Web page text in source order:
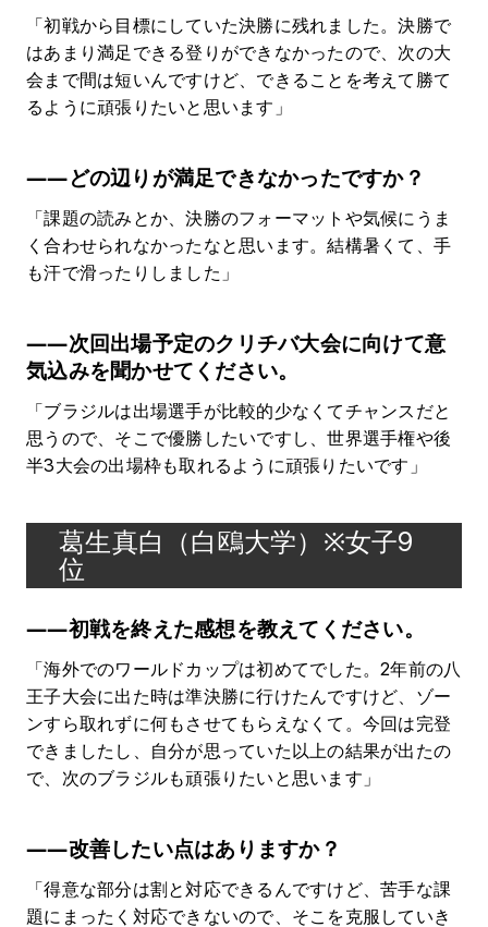
「初戦から目標にしていた決勝に残れました。決勝で
はあまり満足できる登りができなかったので、次の大
会まで間は短いんですけど、できることを考えて勝て
るように頑張りたいと思います」
――どの辺りが満足できなかったですか？
「課題の読みとか、決勝のフォーマットや気候にうま
く合わせられなかったなと思います。結構暑くて、手
も汗で滑ったりしました」
――次回出場予定のクリチバ大会に向けて意
気込みを聞かせてください。
「ブラジルは出場選手が比較的少なくてチャンスだと
思うので、そこで優勝したいですし、世界選手権や後
半3大会の出場枠も取れるように頑張りたいです」
葛生真白（白鴎大学）※女子9
位
――初戦を終えた感想を教えてください。
「海外でのワールドカップは初めてでした。2年前の八
王子大会に出た時は準決勝に行けたんですけど、ゾー
ンすら取れずに何もさせてもらえなくて。今回は完登
できましたし、自分が思っていた以上の結果が出たの
で、次のブラジルも頑張りたいと思います」
――改善したい点はありますか？
「得意な部分は割と対応できるんですけど、苦手な課
題にまったく対応できないので、そこを克服していき